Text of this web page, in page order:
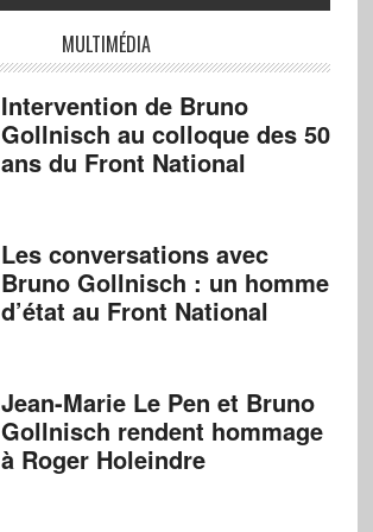
MULTIMÉDIA
Intervention de Bruno
Gollnisch au colloque des 50
ans du Front National
Les conversations avec
Bruno Gollnisch : un homme
d’état au Front National
Jean-Marie Le Pen et Bruno
Gollnisch rendent hommage
à Roger Holeindre